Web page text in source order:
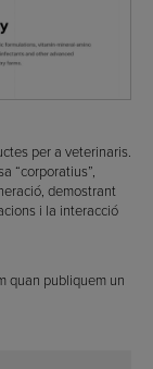
per a veterinaris.
“corporatius”,
demostrant
i la interacció
quan publiquem un